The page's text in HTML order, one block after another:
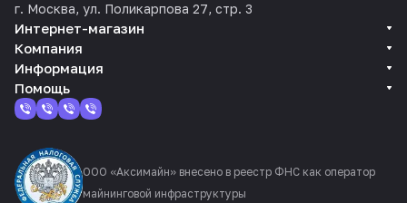
г. Москва, ул. Поликарпова 27, стр. 3
Интернет-магазин
Компания
Информация
Помощь
ООО «Аксимайн» внесено в реестр ФНС как оператор
майнинговой инфраструктуры